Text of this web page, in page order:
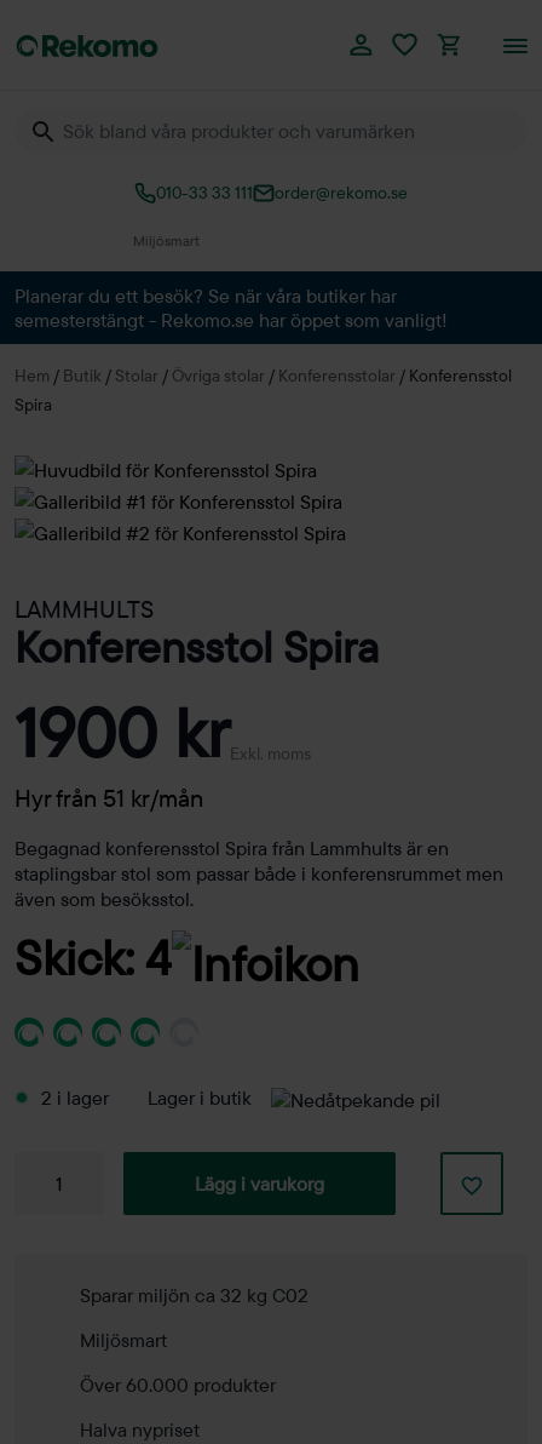
010-33 33 111 order@rekomo.se
Över 60.000 produkter
Planerar du ett besök? Se när våra butiker har
semesterstängt - Rekomo.se har öppet som vanligt!
Hem / Butik / Stolar / Övriga stolar / Konferensstolar / Konferensstol
Spira
LAMMHULTS
Konferensstol Spira
1900 krExkl. moms
Hyr från 51 kr/mån
Begagnad konferensstol Spira från Lammhults är en
staplingsbar stol som passar både i konferensrummet men
även som besöksstol.
Skick: 4
2 i lager Lager i butik
Konferensstol
Lägg i varukorg
Sparar miljön ca 32 kg C02
Miljösmart
Över 60.000 produkter
Halva nypriset